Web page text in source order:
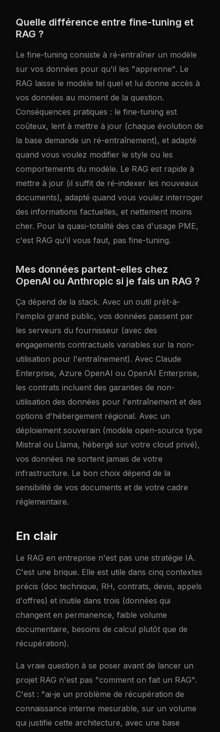
Quelle différence entre fine-tuning et
RAG ?
Le fine-tuning consiste à ré-entraîner un modèle
sur vos données pour qu'il les "apprenne". Le
RAG laisse le modèle tel quel et lui donne accès à
vos données au moment de la question.
Conséquences pratiques : le fine-tuning est
coûteux, lent à mettre à jour (chaque évolution de
la base demande un ré-entraînement), et adapté
quand vous voulez modifier le style ou les
comportements du modèle. Le RAG est rapide à
mettre à jour (il suffit de ré-indexer les nouveaux
documents), adapté quand vous voulez interroger
des informations factuelles, et nettement moins
cher. Pour la quasi-totalité des cas d'usage PME,
c'est RAG qu'il vous faut, pas fine-tuning.
Mes données partent-elles chez
OpenAI ou Anthropic si je fais un RAG ?
Ça dépend de la stack. Avec un outil prêt-à-
l'emploi grand public, vos données passent par
les serveurs du fournisseur (avec des
engagements contractuels variables sur la non-
utilisation pour l'entraînement). Avec Claude
Enterprise, Azure OpenAI ou OpenAI Enterprise,
les contrats incluent des garanties de non-
utilisation des données pour l'entraînement et des
options d'hébergement régional. Avec un
déploiement souverain (modèle open-source type
Mistral ou Llama, hébergé sur votre cloud privé),
vos données ne sortent jamais de votre
infrastructure. Le bon choix dépend de la
sensibilité de vos documents et de votre cadre
réglementaire.
En clair
Le RAG en entreprise n'est pas une stratégie IA.
C'est une brique. Elle est utile dans cinq contextes
précis (doc technique, RH, contrats, devis, appels
d'offres) et inutile dans trois (données qui
changent en permanence, faible volume
documentaire, besoins de calcul plutôt que de
récupération).
La vraie question à se poser avant de lancer un
projet RAG n'est pas "comment on fait un RAG".
C'est : "ai-je un problème de récupération de
connaissance interne mesurable, sur un volume
qui justifie cette architecture, avec une base